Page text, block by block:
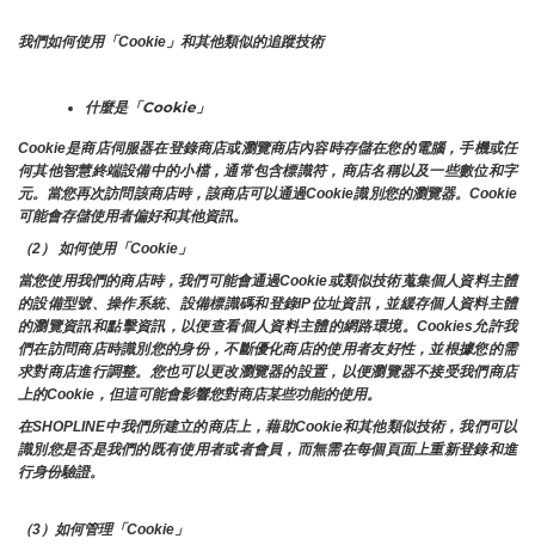
我們如何使用「Cookie」和其他類似的追蹤技術
什麼是「Cookie」
Cookie是商店伺服器在登錄商店或瀏覽商店內容時存儲在您的電腦，手機或任
何其他智慧終端設備中的小檔，通常包含標識符，商店名稱以及一些數位和字
元。當您再次訪問該商店時，該商店可以通過Cookie識別您的瀏覽器。Cookie
可能會存儲使用者偏好和其他資訊。
（2） 如何使用「Cookie」
當您使用我們的商店時，我們可能會通過Cookie或類似技術蒐集個人資料主體
的設備型號、操作系統、設備標識碼和登錄IP位址資訊，並緩存個人資料主體
的瀏覽資訊和點擊資訊，以便查看個人資料主體的網路環境。Cookies允許我
們在訪問商店時識別您的身份，不斷優化商店的使用者友好性，並根據您的需
求對商店進行調整。您也可以更改瀏覽器的設置，以便瀏覽器不接受我們商店
上的Cookie，但這可能會影響您對商店某些功能的使用。
在SHOPLINE中我們所建立的商店上，藉助Cookie和其他類似技術，我們可以
識別您是否是我們的既有使用者或者會員，而無需在每個頁面上重新登錄和進
行身份驗證。
（3）如何管理「Cookie」